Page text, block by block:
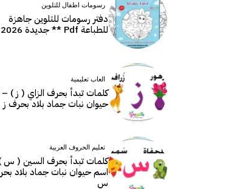
رسومات اطفال للتلوين
دفتر رسومات للتلوين جاهزة
للطباعة Pdf ** جديدة 2026
العاب تعليمية
كلمات تبدأ بحرف الزاي ( ز )
حيوان نبات جماد بلاد بحرف ز
تعليم الحروف العربية
كلمات تبدأ بحرف السين ( س
اسم حيوان نبات جماد بلاد
س